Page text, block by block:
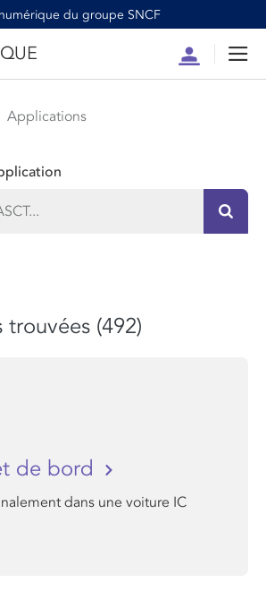
du groupe SNCF
Compte
Applications
(492)
de bord
dans une voiture IC